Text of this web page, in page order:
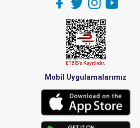
Mobil Uygulamalarımız